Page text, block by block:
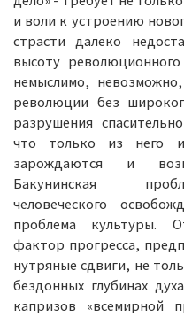
и воли к устроению
страсти далеко
высоту
немыслимо,
революции без
разрушения
что только из него
зарождаются и
Бакунинская
человеческого
проблема культуры.
фактор прогресса,
нутряные сдвиги, не
бездонных глубинах
капризов «всемирной